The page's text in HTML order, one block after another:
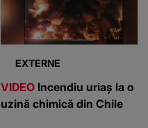
EXTERNE
VIDEO Incendiu uriaș la o
uzină chimică din Chile